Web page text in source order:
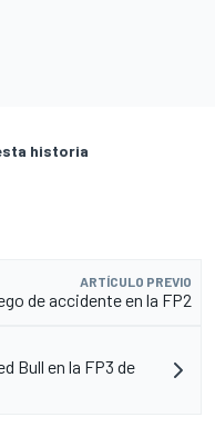
historia
ARTÍCULO PREVIO
de accidente en la FP2
Bull en la FP3 de